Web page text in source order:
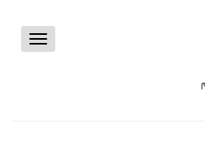
Toggle